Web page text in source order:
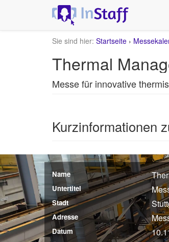
Sie sind hier: Startseite ›
Thermal
Messe für innovative
Kurzinformationen
Name
Untertitel
Stadt
Adresse
Datum